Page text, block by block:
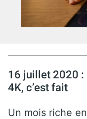
16 juillet 2020 :
4K, c’est fait
Un mois riche